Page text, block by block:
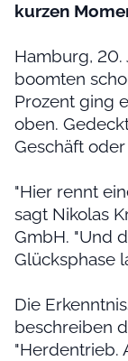
kurzen
Hamburg, 20.
boomten
Prozent ging
oben.
Geschäft
"Hier rennt
sagt Nikolas
GmbH. "Und
Glücksphase
Die
beschreiben
"Herdentrieb.